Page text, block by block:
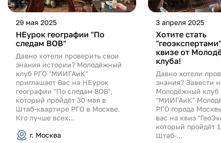
29 мая 2025
НЕурок географии "По
следам ВОВ"
Давно хотели проверить свои
знания истории? Молодёжный
клуб РГО "МИИГАиК"
приглашает Вас на НЕурок
географии "По следам ВОВ",
который пройдёт 30 мая в
Штаб-квартире РГО в Москве.
Кто лучше всех...
г. Москва
3 апреля 2025
Хотите стать
квизе от
клуба!
Давно хотели
знания? Завести
Молодёжный клуб
"МИИГАиК"
РГО города
вас на квиз
который пройдёт
Штаб-...